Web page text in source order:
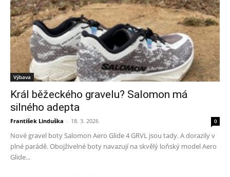
Výbava
Král běžeckého gravelu? Salomon má
silného adepta
František Linduška - 18. 3. 2026 0
Nové gravel boty Salomon Aero Glide 4 GRVL jsou tady. A dorazily v
plné parádě. Obojživelné boty navazují na skvělý loňský model Aero
Glide...